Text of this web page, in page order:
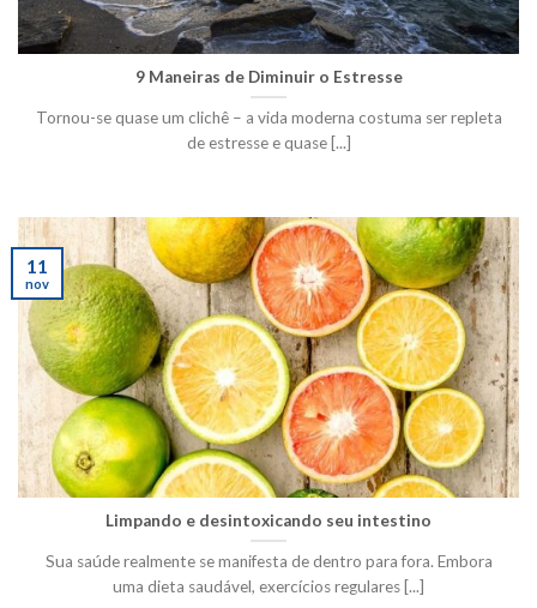
9 Maneiras de Diminuir o Estresse
Tornou-se quase um clichê – a vida moderna costuma ser repleta
de estresse e quase [...]
Limpando e desintoxicando seu intestino
Sua saúde realmente se manifesta de dentro para fora. Embora
uma dieta saudável, exercícios regulares [...]
11
nov